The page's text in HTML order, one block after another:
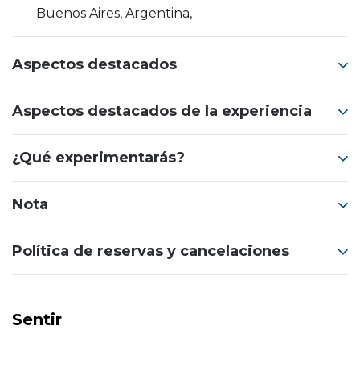
Buenos Aires, Argentina,
Aspectos destacados
Aspectos destacados de la experiencia
¿Qué experimentarás?
Nota
Política de reservas y cancelaciones
Sentir